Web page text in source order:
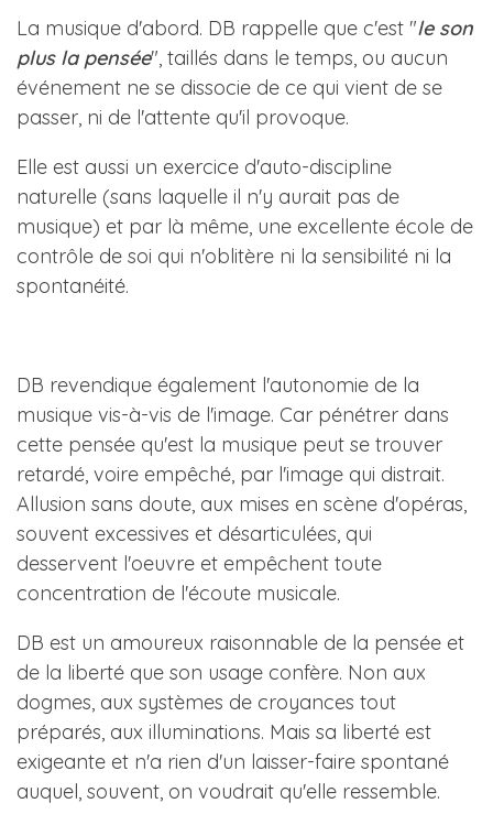
La musique d'abord. DB rappelle que c'est "le son
plus la pensée", taillés dans le temps, ou aucun
événement ne se dissocie de ce qui vient de se
passer, ni de l'attente qu'il provoque.
Elle est aussi un exercice d'auto-discipline
naturelle (sans laquelle il n'y aurait pas de
musique) et par là même, une excellente école de
contrôle de soi qui n'oblitère ni la sensibilité ni la
spontanéité.
DB revendique également l'autonomie de la
musique vis-à-vis de l'image. Car pénétrer dans
cette pensée qu'est la musique peut se trouver
retardé, voire empêché, par l'image qui distrait.
Allusion sans doute, aux mises en scène d'opéras,
souvent excessives et désarticulées, qui
desservent l'oeuvre et empêchent toute
concentration de l'écoute musicale.
DB est un amoureux raisonnable de la pensée et
de la liberté que son usage confère. Non aux
dogmes, aux systèmes de croyances tout
préparés, aux illuminations. Mais sa liberté est
exigeante et n'a rien d'un laisser-faire spontané
auquel, souvent, on voudrait qu'elle ressemble.